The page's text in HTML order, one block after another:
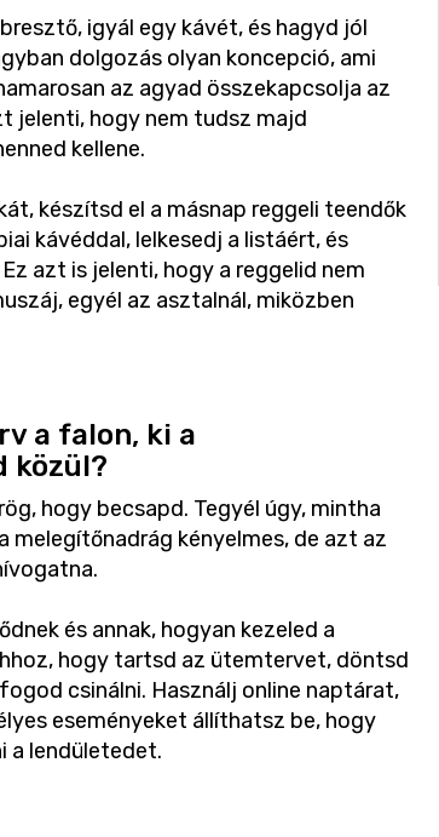
igyál egy kávét, és hagyd jól
dolgozás olyan koncepció, ami
az agyad összekapcsolja az
jelenti, hogy nem tudsz majd
kellene.
készítsd el a másnap reggeli teendők
kávéddal, lelkesedj a listáért, és
azt is jelenti, hogy a reggelid nem
egyél az asztalnál, miközben
a falon, ki a
közül?
hogy becsapd. Tegyél úgy, mintha
melegítőnadrág kényelmes, de azt az
és annak, hogyan kezeled a
hogy tartsd az ütemtervet, döntsd
csinálni. Használj online naptárat,
eseményeket állíthatsz be, hogy
a lendületedet.